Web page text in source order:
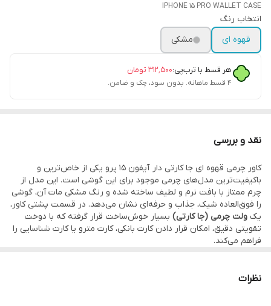
IPHONE 15 PRO WALLET CASE
انتخاب رنگ
قهوه ای
مشکی
هر قسط با ترب‌پی:۳۱۲٬۵۰۰ تومان
۴ قسط ماهانه. بدون سود، چک و ضامن.
نقد و بررسی
کاور چرمی قهوه ای جا کارتی دار آیفون 15 پرو یکی از خاص‌ترین و
باکیفیت‌ترین مدل‌های چرمی موجود برای این گوشی است. این مدل از
چرم ممتاز با بافت نرم و لطیف ساخته شده و رنگ مشکی مات آن، گوشی
را فوق‌العاده شیک، جذاب و حرفه‌ای نشان می‌دهد. در قسمت پشتی کاور،
یک ولت چرمی (جا کارتی) بسیار خوش‌ساخت قرار گرفته که با دوخت
تقویتی دقیق، امکان قرار دادن کارت بانکی، کارت مترو یا کارت شناسایی را
فراهم می‌کند.
تغییر رنگ می‌دهد. طراحی بسیار نازک اما مقاوم، باعث شده گوشی هم
نظرات